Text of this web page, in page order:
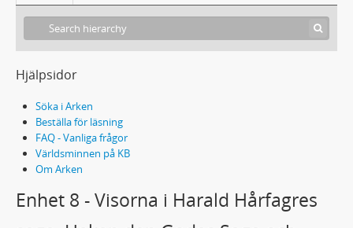
Hjälpsidor
Söka i Arken
Beställa för läsning
FAQ - Vanliga frågor
Världsminnen på KB
Om Arken
Enhet 8 - Visorna i Harald Hårfagres
Acc1986/106 - Gödecke, Peter August: glosor och anteckningar till fornisländsk litteratur
Häften med glosor och anteckningar, 18 st.
3 - Harald Hårfagres saga (Snorre) Cap. XV  slutet + Hakan den Godes Saga, Cap. I  XVI
4 - Hakan den Godes Saga, Cap. XVII  slutet + Harald Gråfälls och Hakan Sigurdsson Jarls Saga + Olaf Tryggvasons Saga, Cap. I  XXXII